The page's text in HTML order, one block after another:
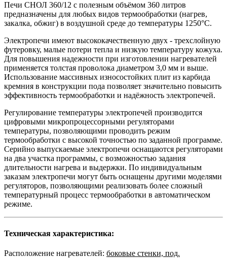
Печи СНОЛ 360/12 с полезным объёмом 360 литров
предназначены для любых видов термообработки (нагрев,
закалка, обжиг) в воздушной среде до температуры 1250°C.
Электропечи имеют высококачественную двух - трехслойную
футеровку, малые потери тепла и низкую температуру кожуха.
Для повышения надежности при изготовлении нагревателей
применяется толстая проволока диаметром 3,0 мм и выше.
Использование массивных износостойких плит из карбида
кремния в конструкции пода позволяет значительно повысить
эффективность термообработки и надёжность электропечей.
Регулирование температуры электропечей производится
цифровыми микропроцессорными регуляторами
температуры, позволяющими проводить режим
термообработки с высокой точностью по заданной программе.
Серийно выпускаемые электропечи оснащаются регуляторами
на два участка программы, с возможностью задания
длительности нагрева и выдержки. По индивидуальным
заказам электропечи могут быть оснащены другими моделями
регуляторов, позволяющими реализовать более сложный
температурный процесс термообработки в автоматическом
режиме.
Техническая характеристика:
Расположение нагревателей: боковые стенки, под.